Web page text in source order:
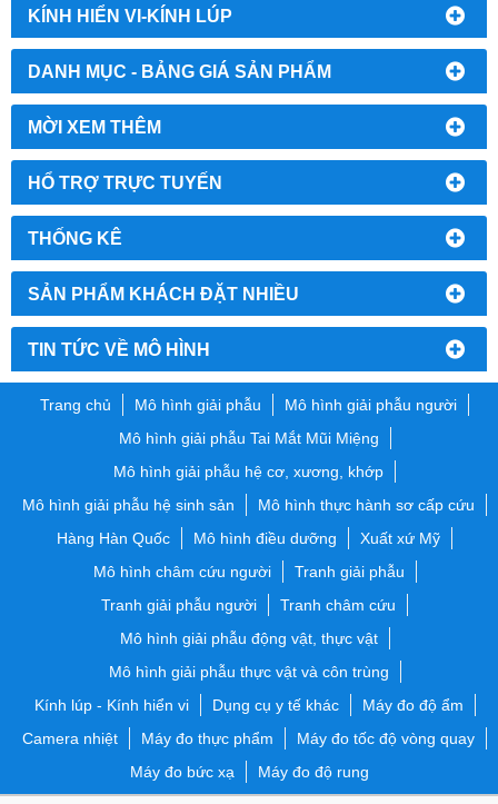
KÍNH HIỂN VI-KÍNH LÚP
DANH MỤC - BẢNG GIÁ SẢN PHẨM
MỜI XEM THÊM
HỔ TRỢ TRỰC TUYẾN
THỐNG KÊ
SẢN PHẨM KHÁCH ĐẶT NHIỀU
TIN TỨC VỀ MÔ HÌNH
Trang chủ Mô hình giải phẫu
Mô hình giải phẫu người
Mô hình giải phẫu Tai Mắt Mũi Miệng
Mô hình giải phẫu hệ cơ, xương, khớp
Mô hình giải phẫu hệ sinh sản
Mô hình thực hành sơ cấp cứu
Hàng Hàn Quốc
Mô hình điều dưỡng
Xuất xứ Mỹ
Mô hình châm cứu người
Tranh giải phẫu
Tranh giải phẫu người
Tranh châm cứu
Mô hình giải phẫu động vật, thực vật
Mô hình giải phẫu thực vật và côn trùng
Kính lúp - Kính hiển vi
Dụng cụ y tế khác
Máy đo độ ẩm
Camera nhiệt
Máy đo thực phẩm
Máy đo tốc độ vòng quay
Máy đo bức xạ
Máy đo độ rung